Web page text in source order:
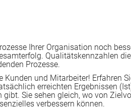
Ihrer Organisation noch
Qualitätskennzahlen
Prozesse.
und Mitarbeiter! Erfahren
erreichten Ergebnissen
Sie sehen gleich, wo von
verbessern können.